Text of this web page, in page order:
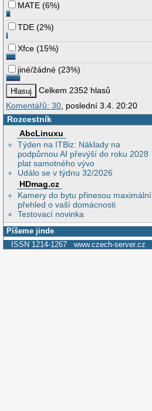
MATE (6%)
TDE (2%)
Xfce (15%)
jiné/žádné (23%)
Celkem 2352 hlasů
Komentářů: 30 , poslední 3.4. 20:20
Rozcestník
AbcLinuxu
Týden na ITBiz: Náklady na
podpůrnou AI převýší do roku 2028
plat samotného vývo
Událo se v týdnu 32/2026
HDmag.cz
Kamery do bytu přinesou maximální
přehled o vaší domácnosti
Testovací novinka
Píšeme jinde
ISSN 1214-1267 www.czech-server.cz